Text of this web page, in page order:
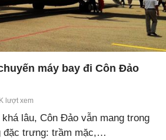
máy bay đi Côn Đảo
lượt xem
lâu, Côn Đảo vẫn mang trong
đặc trưng: trầm mặc,…